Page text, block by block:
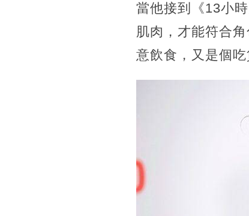
當他接到《13小
肌肉，才能符合
意飲食，又是個